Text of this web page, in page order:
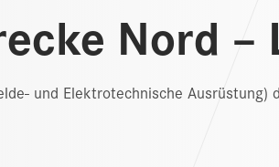
Nord ­–
und Elektrotechnische